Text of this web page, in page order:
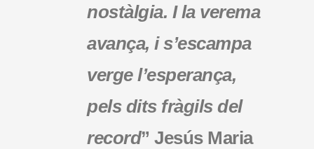
nostàlgia. I la verema
avança, i s’escampa
verge l’esperança,
pels dits fràgils del
record” Jesús Maria